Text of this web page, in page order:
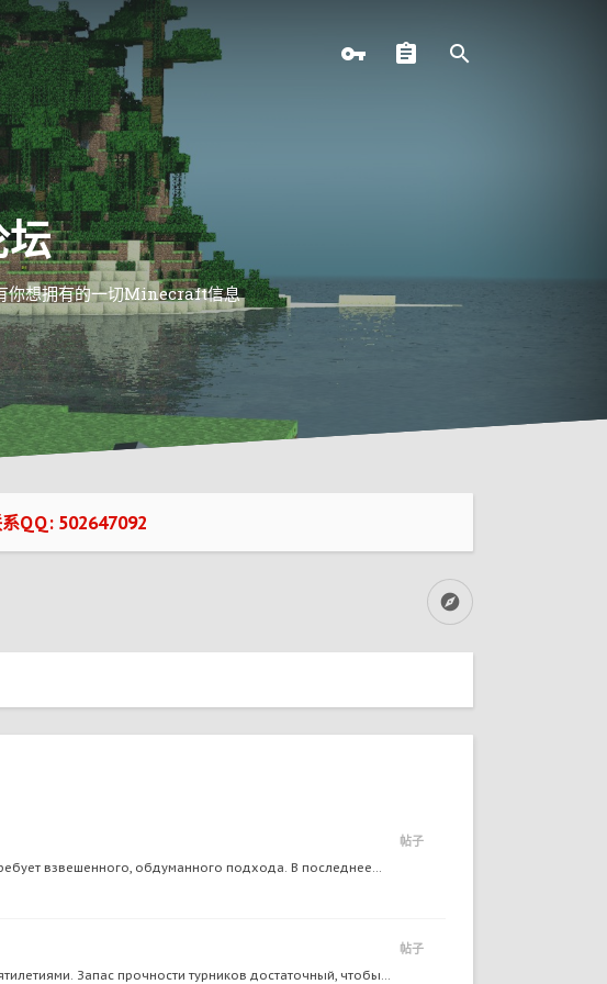
你想拥有的一切Minecraft信息
QQ: 502647092
帖子
взвешенного, обдуманного подхода. В последнее...
帖子
Запас прочности турников достаточный, чтобы...